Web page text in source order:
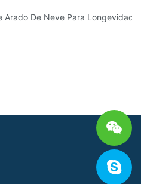
De Neve Para Longevidade